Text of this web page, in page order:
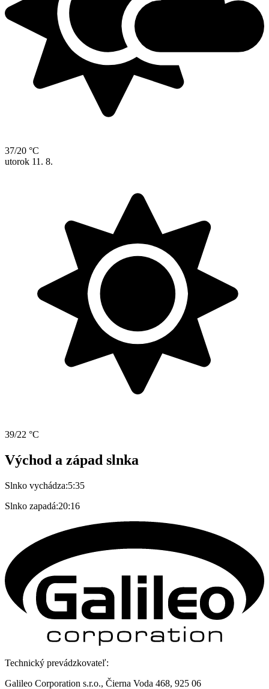
37/20 °C
utorok 11. 8.
39/22 °C
Východ a západ slnka
Slnko vychádza:5:35
Slnko zapadá:20:16
Technický prevádzkovateľ:
Galileo Corporation s.r.o., Čierna Voda 468, 925 06